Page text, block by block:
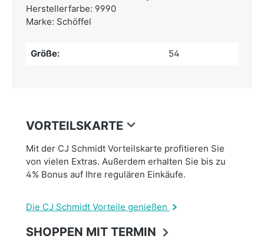
Herstellerfarbe: 9990
Marke: Schöffel
Größe: 54
VORTEILSKARTE
Mit der CJ Schmidt Vorteilskarte profitieren Sie
von vielen Extras. Außerdem erhalten Sie bis zu
4% Bonus auf Ihre regulären Einkäufe.
Die CJ Schmidt Vorteile genießen
SHOPPEN MIT TERMIN